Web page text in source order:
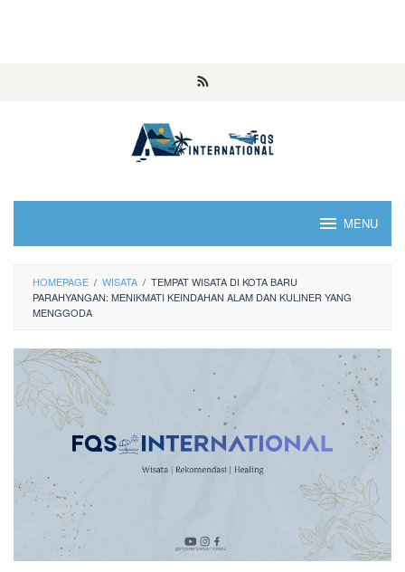
MENU
HOMEPAGE / WISATA / TEMPAT WISATA DI KOTA BARU
PARAHYANGAN: MENIKMATI KEINDAHAN ALAM DAN KULINER YANG
MENGGODA